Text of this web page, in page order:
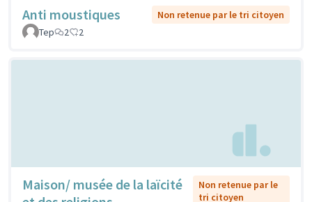
Anti moustiques
Non retenue par le tri citoyen
Tep
2 2
Maison/ musée de la laïcité
Non retenue par le
tri citoyen